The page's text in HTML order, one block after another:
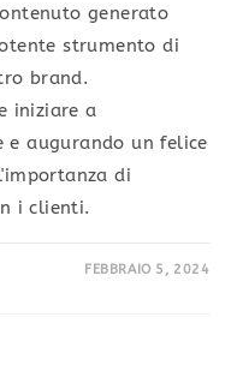
generato
strumento di
brand.
iniziare a
e augurando un felice
di
i clienti.
FEBBRAIO 5, 2024